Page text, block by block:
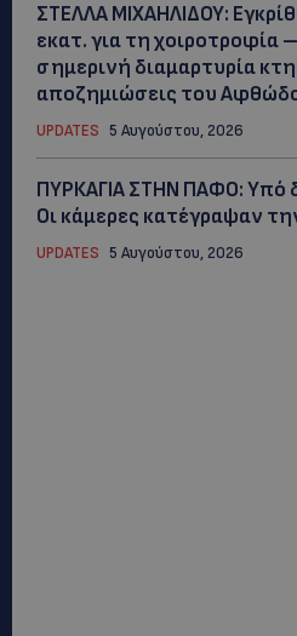
ΣΤΕΛΛΑ ΜΙΧΑΗΛΙΔΟΥ:
εκατ. για τη χοιροτροφία
σημερινή διαμαρτυρία
αποζημιώσεις του
UPDATES 5 Αυγούστου, 2026
ΠΥΡΚΑΓΙΑ ΣΤΗΝ ΠΑΦΟ: Υπό
Οι κάμερες κατέγραψαν
UPDATES 5 Αυγούστου, 2026